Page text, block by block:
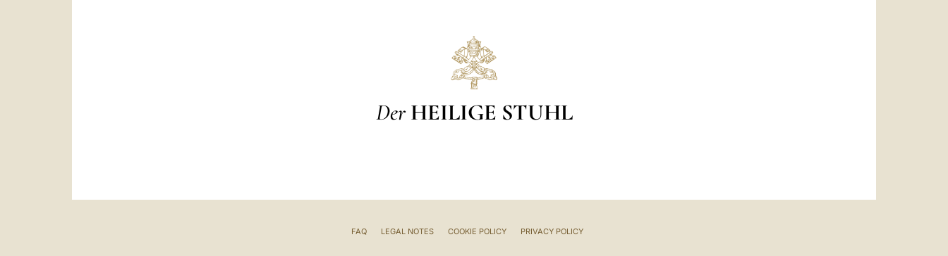
Der HEILIGE STUHL
FAQ LEGAL NOTES COOKIE POLICY PRIVACY POLICY